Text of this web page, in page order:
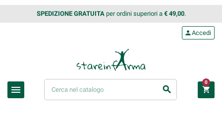
SPEDIZIONE GRATUITAper ordini superiori a € 49,00.
menu search
personAccedi
shopping_cart
0